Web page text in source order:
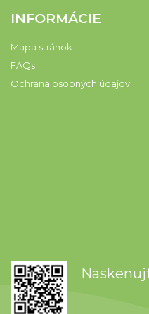
INFORMÁCIE
Mapa stránok
FAQs
Ochrana osobných údajov